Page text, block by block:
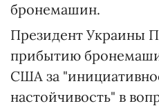
бронемашин.
Президент Украины
прибытию
США за
настойчивость" в